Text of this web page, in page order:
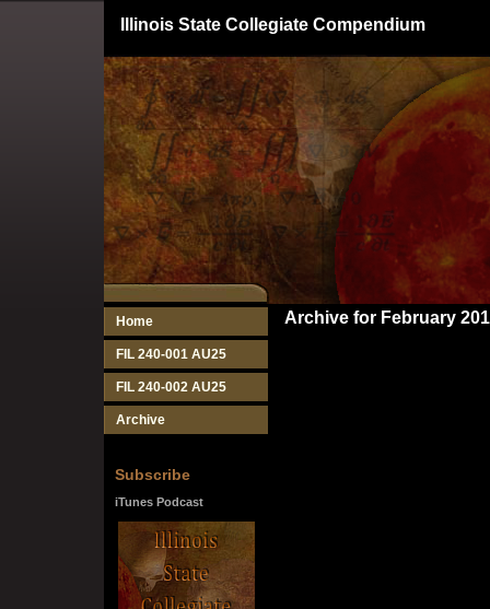
Illinois State Collegiate Compendium
Home
FIL 240-001 AU25
FIL 240-002 AU25
Archive
Subscribe
iTunes Podcast
Archive for February